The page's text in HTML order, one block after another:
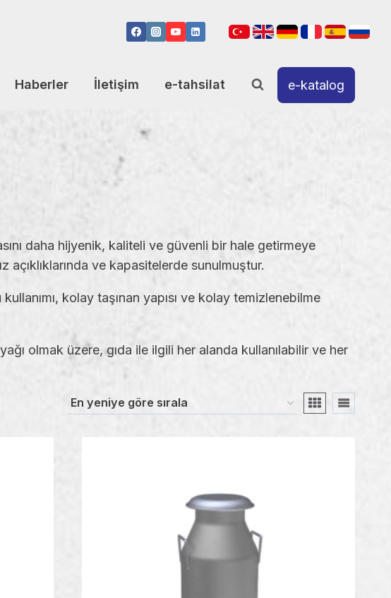
Haberler İletişim e-tahsilat e-katalog
daha hijyenik, kaliteli ve güvenli bir hale getirmeye
açıklıklarında ve kapasitelerde sunulmuştur.
kullanımı, kolay taşınan yapısı ve kolay temizlenebilme
olmak üzere, gıda ile ilgili her alanda kullanılabilir ve her